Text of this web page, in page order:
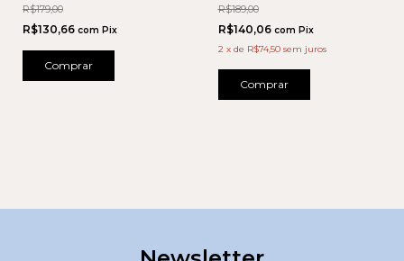
R$179,00
R$130,66 com Pix
Comprar
R$189,00
R$140,06 com Pix
2 x de R$74,50 sem juros
Comprar